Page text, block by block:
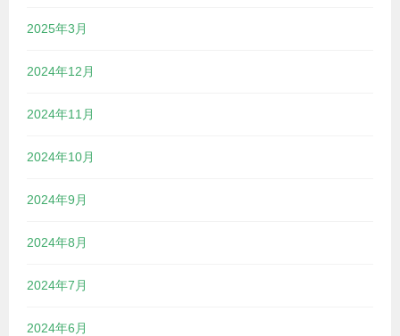
2025年3月
2024年12月
2024年11月
2024年10月
2024年9月
2024年8月
2024年7月
2024年6月